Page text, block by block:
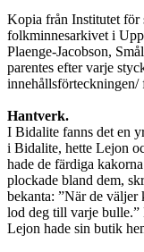
Kopia från Institutet för
folkminnesarkivet i
Plaenge-Jacobson,
parentes efter varje
innehållsförteckningen/
Hantverk.
I Bidalite fanns det en
i Bidalite, hette Lejon
hade de färdiga
plockade bland dem,
bekanta: ”När de väljer
lod deg till varje bulle.”
Lejon hade sin butik